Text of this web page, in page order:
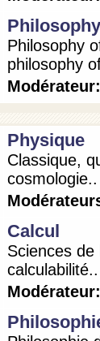
Philosophy
Philosophy
philosophy
Modérateur:
Physique
Classique,
cosmologie..
Calcul
Sciences
calculabilité..
Modérateur: